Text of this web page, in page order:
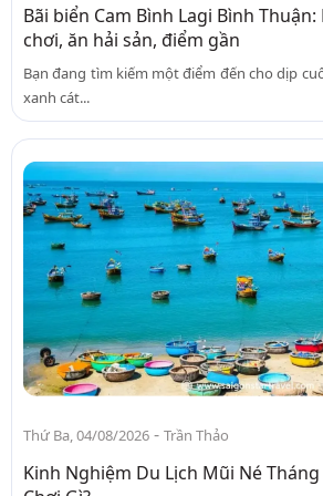
Bãi biển Cam Bình Lagi Bình
chơi, ăn hải sản, điểm gần
Bạn đang tìm kiếm một điểm đến cho dịp
xanh cát...
Thứ Ba, 04/08/2026 - Trần Thảo
Kinh Nghiệm Du Lịch Mũi Né